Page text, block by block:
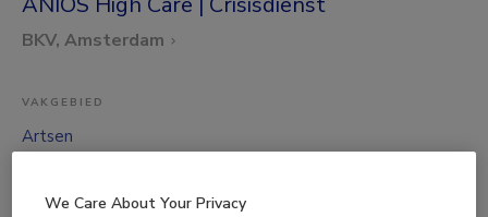
BKV, Amsterdam
VAKGEBIED
Artsen
ANIOS
We Care About Your Privacy